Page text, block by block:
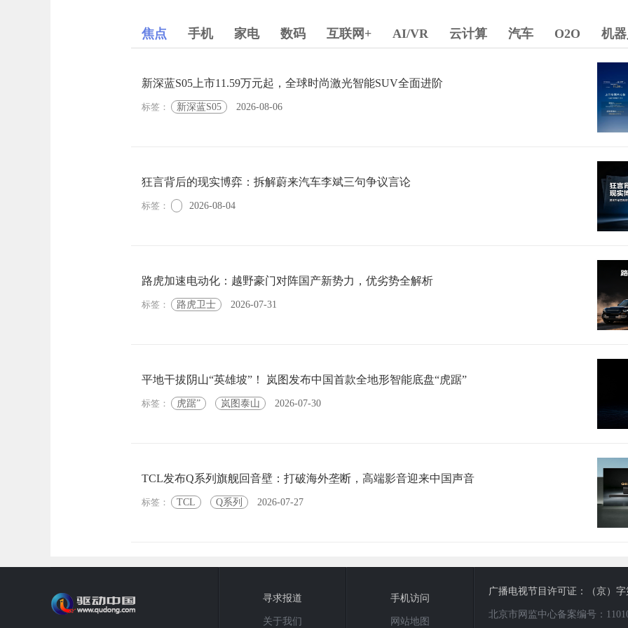
焦点 手机 家电 数码 互联网+ AI/VR 云计算 汽车 O2O 机
新深蓝S05上市11.59万元起，全球时尚激光智能SUV全面进阶
标签： 新深蓝S05 2026-08-06
狂言背后的现实博弈：拆解蔚来汽车李斌三句争议言论
标签： 2026-08-04
路虎加速电动化：越野豪门对阵国产新势力，优劣势全解析
标签： 路虎卫士 2026-07-31
平地干拔阴山“英雄坡”！ 岚图发布中国首款全地形智能底盘“虎踞”
标签： 虎踞” 岚图泰山 2026-07-30
TCL发布Q系列旗舰回音壁：打破海外垄断，高端影音迎来中国声音
标签： TCL Q系列 2026-07-27
寻求报道
关于我们
手机访问
网站地图
广播电视节目许可证：（京）字
北京市网监中心备案编号：